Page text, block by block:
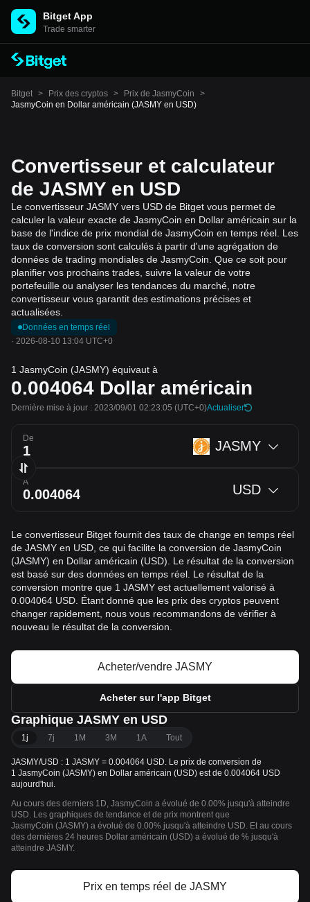
Bitget App
Trade smarter
Bitget > Prix des cryptos > Prix de JasmyCoin
>
JasmyCoin en Dollar américain (JASMY en USD)
Convertisseur et calculateur
de JASMY en USD
Le convertisseur JASMY vers USD de Bitget vous permet de
calculer la valeur exacte de JasmyCoin en Dollar américain sur la
base de l'indice de prix mondial de JasmyCoin en temps réel. Les
taux de conversion sont calculés à partir d'une agrégation de
données de trading mondiales de JasmyCoin. Que ce soit pour
planifier vos prochains trades, suivre la valeur de votre
portefeuille ou analyser les tendances du marché, notre
convertisseur vous garantit des estimations précises et
actualisées.
Données en temps réel
· 2026-08-10 13:04 UTC+0
1 JasmyCoin (JASMY) équivaut à
0.004064 Dollar américain
Dernière mise à jour : 2023/09/01 02:23:05 (UTC+0)Actualiser
De JASMY
À USD
Le convertisseur Bitget fournit des taux de change en temps réel
de JASMY en USD, ce qui facilite la conversion de JasmyCoin
(JASMY) en Dollar américain (USD). Le résultat de la conversion
est basé sur des données en temps réel. Le résultat de la
conversion montre que 1 JASMY est actuellement valorisé à
0.004064 USD. Étant donné que les prix des cryptos peuvent
changer rapidement, nous vous recommandons de vérifier à
nouveau le résultat de la conversion.
Acheter/vendre JASMY
Acheter sur l'app Bitget
Graphique JASMY en USD
1j 7j 1M 3M 1A Tout
JASMY/USD : 1 JASMY = 0.004064 USD. Le prix de conversion de
1 JasmyCoin (JASMY) en Dollar américain (USD) est de 0.004064 USD
aujourd'hui.
Au cours des derniers 1D, JasmyCoin a évolué de 0.00% jusqu'à atteindre
USD. Les graphiques de tendance et de prix montrent que
JasmyCoin (JASMY) a évolué de 0.00% jusqu'à atteindre USD. Et au cours
des dernières 24 heures Dollar américain (USD) a évolué de % jusqu'à
atteindre JASMY.
Prix en temps réel de JASMY